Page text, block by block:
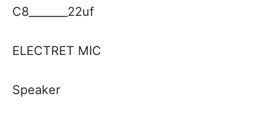
C8_______22uf
ELECTRET MIC
Speaker